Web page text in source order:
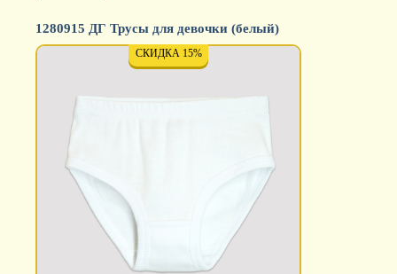
1280915 ДГ Трусы для девочки (белый)
СКИДКА 15%